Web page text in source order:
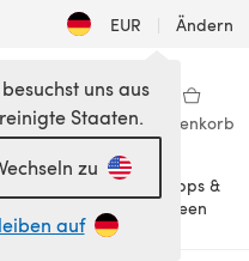
EUR | Ändern
Bibliothek Warenkorb
Tipps &
Ideen
uns aus
Staaten.
zu
auf